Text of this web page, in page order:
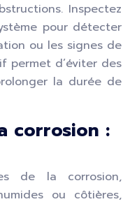
Inspectez
pour détecter
ou les signes de
permet d’éviter des
la durée de
corrosion :
de la corrosion,
ou côtières,